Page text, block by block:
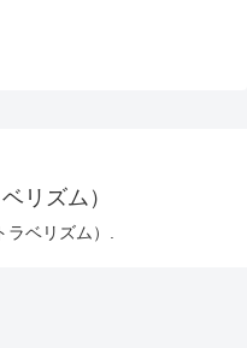
リズム）
ベリズム）.